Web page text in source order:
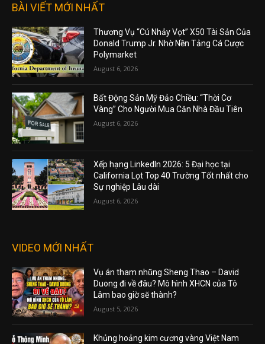
BÀI VIẾT MỚI NHẤT
Thương Vụ “Cú Nhảy Vọt” X50 Tài Sản Của
Donald Trump Jr. Nhờ Nền Tảng Cá Cược
Polymarket
August 6, 2026
Bất Động Sản Mỹ Đảo Chiều: “Thời Cơ
Vàng” Cho Người Mua Căn Nhà Đầu Tiên
August 6, 2026
Xếp hạng LinkedIn 2026: 5 Đại học tại
California Lọt Top 40 Trường Tốt nhất cho
Sự nghiệp Lâu dài
August 6, 2026
VIDEO MỚI NHẤT
Vụ án tham nhũng Sheng Thao – David
Duong đi về đâu? Mô hình XHCN của Tô
Lâm bao giờ sẽ thành?
August 5, 2026
Khủng hoảng kim cương vàng Việt Nam